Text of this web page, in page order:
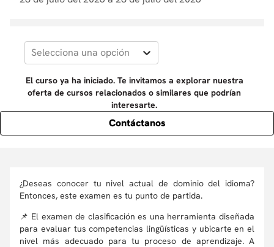
Selecciona una opción
El curso ya ha iniciado. Te invitamos a explorar nuestra
oferta de cursos relacionados o similares que podrían
interesarte.
Contáctanos
¿Deseas conocer tu nivel actual de dominio del idioma?
Entonces, este examen es tu punto de partida.
📌 El examen de clasificación es una herramienta diseñada
para evaluar tus competencias lingüísticas y ubicarte en el
nivel más adecuado para tu proceso de aprendizaje. A